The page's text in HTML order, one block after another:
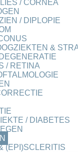
/ CORNEA
/ DIPLOPIE
&
/ RETINA
/ DIABETES
(EPI)SCLERITIS